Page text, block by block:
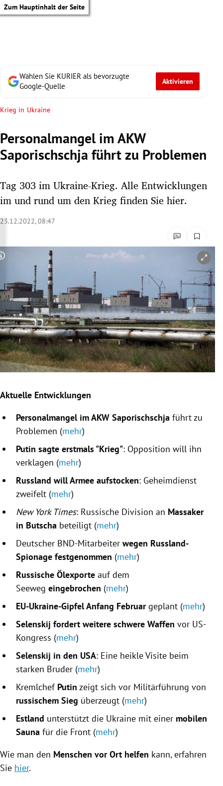
Zum Hauptinhalt der Seite
Untermenü
Untermenü
Untermenü
Untermenü
Untermenü
Untermenü
Untermenü
Wählen Sie KURIER als bevorzugte
Google-Quelle
Aktivieren
Krieg in Ukraine
Personalmangel im AKW
Saporischschja führt zu Problemen
Tag 303 im Ukraine-Krieg. Alle Entwicklungen
im und rund um den Krieg finden Sie hier.
23.12.2022, 08:47
Copyright-Hinweis öffnen/schließen
Aktuelle Entwicklungen
Personalmangel im AKW Saporischschja führt zu
Problemen (mehr)
Putin sagte erstmals "Krieg": Opposition will ihn
verklagen (mehr)
Russland will Armee aufstocken: Geheimdienst
zweifelt (mehr)
New York Times: Russische Division an Massaker
in Butscha beteiligt (mehr)
Deutscher BND-Mitarbeiter wegen Russland-
Spionage festgenommen (mehr)
Russische Ölexporte auf dem
Seeweg eingebrochen (mehr)
EU-Ukraine-Gipfel Anfang Februargeplant (mehr)
Selenskij fordert weitere schwere Waffen vor US-
Kongress (mehr)
Selenskij in den USA: Eine heikle Visite beim
starken Bruder (mehr)
KremlchefPutin zeigt sich vor Militärführung von
russischem Sieg überzeugt (mehr)
Estland unterstützt die Ukraine mit einer mobilen
Sauna für die Front (mehr)
Wie man den Menschen vor Ort helfen kann, erfahren
Sie hier.